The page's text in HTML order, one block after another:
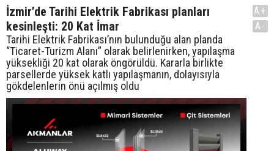
İzmir’de Tarihi Elektrik Fabrikası planları
kesinleşti: 20 Kat İmar
Tarihi Elektrik Fabrikası’nın bulunduğu alan planda
“Ticaret-Turizm Alanı” olarak belirlenirken, yapılaşma
yüksekliği 20 kat olarak öngörüldü. Kararla birlikte
parsellerde yüksek katlı yapılaşmanın, dolayısıyla
gökdelenlerin önü açılmış oldu
A+
A-